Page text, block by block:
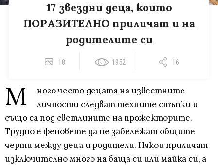
17 звездни деца, които
ПОРАЗИТЕЛНО приличат и на
родителите си
18 1952 16
М
ного често децата на известните
личности следват техните стъпки и
също са под светлините на прожекторите.
Трудно е феновете да не забележат общите
черти между деца и родители. Някои приличат
изключително много на баща си или майка си, а